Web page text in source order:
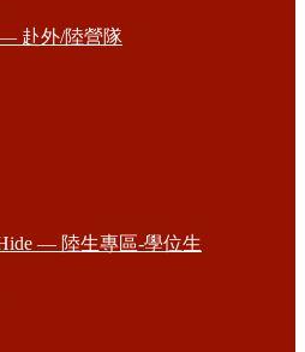
赴外/陸營隊
— 陸生專區-學位生